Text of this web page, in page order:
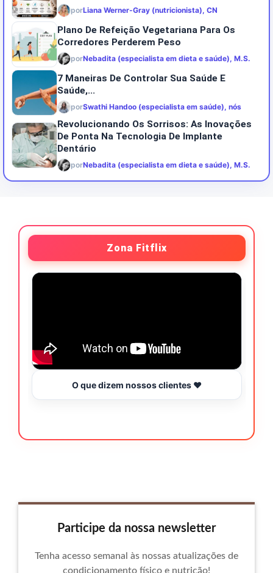
porLiana Werner-Gray (nutricionista), CN
Plano De Refeição Vegetariana Para Os
Corredores Perderem Peso
porNebadita (especialista em dieta e saúde), M.S.
7 Maneiras De Controlar Sua Saúde E
Saúde,...
porSwathi Handoo (especialista em saúde), nós
Revolucionando Os Sorrisos: As Inovações
De Ponta Na Tecnologia De Implante
Dentário
porNebadita (especialista em dieta e saúde), M.S.
Zona Fitflix
O que dizem nossos clientes ❤️
Participe da nossa newsletter
Tenha acesso semanal às nossas atualizações de
condicionamento físico e nutrição!